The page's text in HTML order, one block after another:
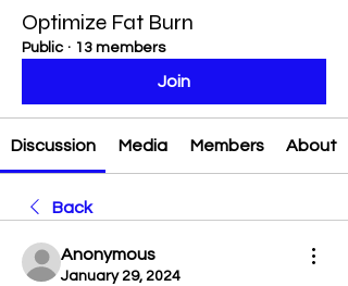
Optimize Fat Burn
Public · 13 members
Join
Discussion Media Members About
Back
Anonymous
January 29, 2024